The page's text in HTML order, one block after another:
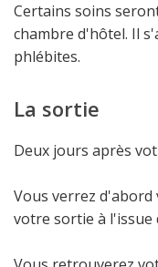
Certains soins
chambre d'hôtel. Il
phlébites.
La sortie
Deux jours après
Vous verrez d'abord
votre sortie à l'issue